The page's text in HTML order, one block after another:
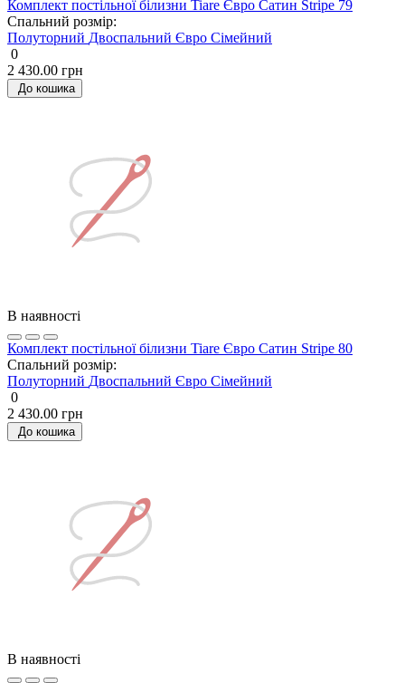
Комплект постільної білизни Tiare Євро Сатин Stripe 79
Спальний розмір:
Полуторний Двоспальний Євро Сімейний
0
2 430.00 грн
До кошика
В наявності
Комплект постільної білизни Tiare Євро Сатин Stripe 80
Спальний розмір:
Полуторний Двоспальний Євро Сімейний
0
2 430.00 грн
До кошика
В наявності